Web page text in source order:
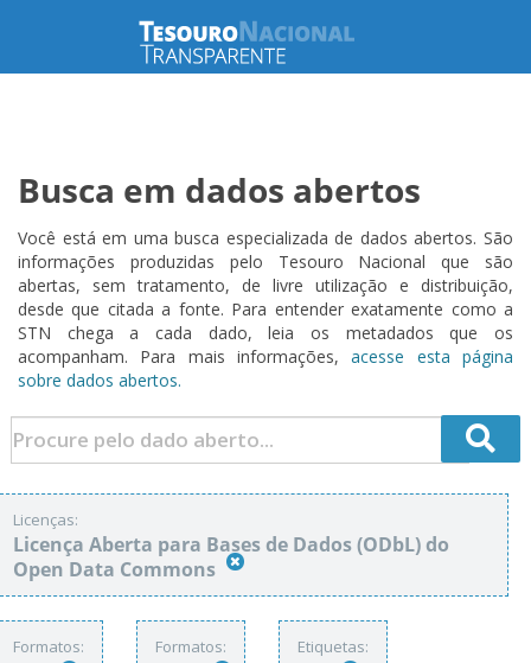
Busca em dados abertos
Você está em uma busca especializada de dados abertos. São
informações produzidas pelo Tesouro Nacional que são
abertas, sem tratamento, de livre utilização e distribuição,
desde que citada a fonte. Para entender exatamente como a
STN chega a cada dado, leia os metadados que os
acompanham. Para mais informações,acesse esta página
sobre dados abertos.
Licenças:
Licença Aberta para Bases de Dados (ODbL) do
Open Data Commons
Formatos: Formatos: Etiquetas: